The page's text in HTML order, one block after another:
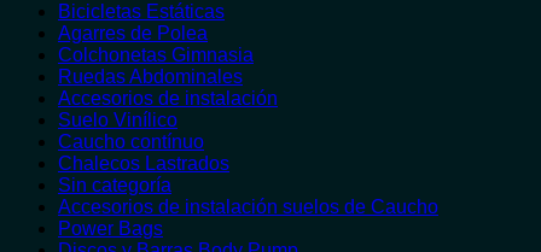
Bicicletas Estáticas
Agarres de Polea
Colchonetas Gimnasia
Ruedas Abdominales
Accesorios de instalación
Suelo Vinílico
Caucho contínuo
Chalecos Lastrados
Sin categoría
Accesorios de instalación suelos de Caucho
Power Bags